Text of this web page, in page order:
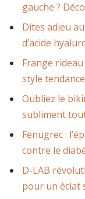
gauche ?
Dites adieu
d’acide
Frange
style
Oubliez le
subliment
Fenugrec :
contre le
D-LAB
pour un éclat